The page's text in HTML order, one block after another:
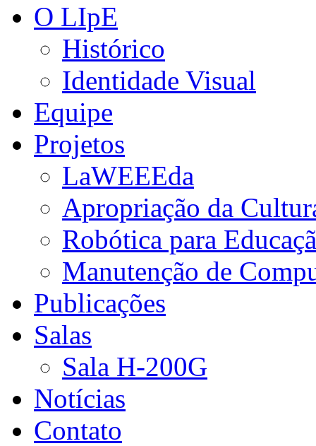
O LIpE
Histórico
Identidade Visual
Equipe
Projetos
LaWEEEda
Apropriação da
Robótica para
Manutenção de
Publicações
Salas
Sala H-200G
Notícias
Contato